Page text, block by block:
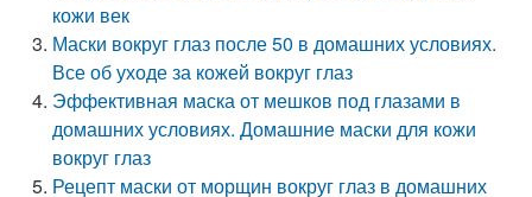
кожи век
Маски вокруг глаз после 50 в домашних условиях.
Все об уходе за кожей вокруг глаз
Эффективная маска от мешков под глазами в
домашних условиях. Домашние маски для кожи
вокруг глаз
Рецепт маски от морщин вокруг глаз в домашних